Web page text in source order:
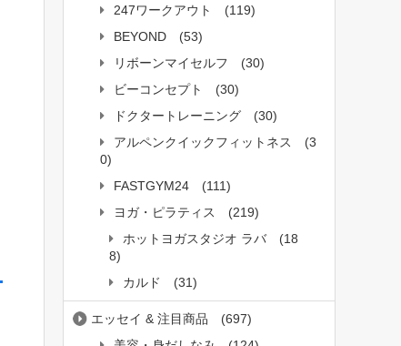
247ワークアウト
(119)
BEYOND
(53)
リボーンマイセルフ
(30)
ビーコンセプト
(30)
ドクタートレーニング
(30)
アルペンクイックフィットネス
(3
0)
FASTGYM24
(111)
ヨガ・ピラティス
(219)
ホットヨガスタジオ ラバ
(18
8)
カルド
(31)
エッセイ & 注目商品
(697)